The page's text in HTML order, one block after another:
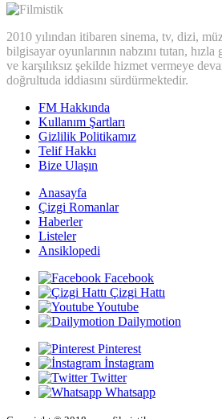
2010 yılından itibaren sinema, tv, dizi,
bilgisayar oyunlarının nabzını tutan,
ve karşılıksız şekilde hizmet vermeye
doğrultuda iddiasını sürdürmektedir.
FM Hakkında
Kullanım Şartları
Gizlilik Politikamız
Telif Hakkı
Bize Ulaşın
Anasayfa
Çizgi Romanlar
Haberler
Listeler
Ansiklopedi
Facebook
Çizgi Hattı
Youtube
Dailymotion
Pinterest
İnstagram
Twitter
Whatsapp